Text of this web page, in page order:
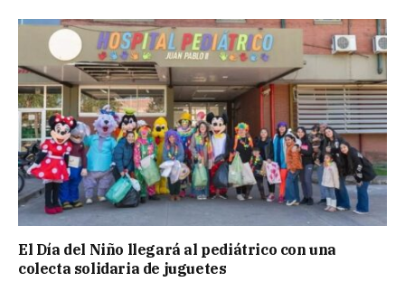
El Día del Niño llegará al pediátrico con una
colecta solidaria de juguetes